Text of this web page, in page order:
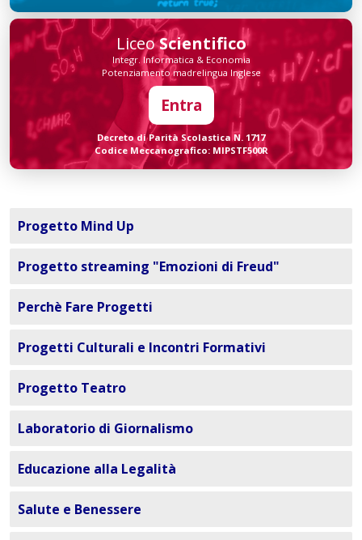
LiceoScientifico
Integr. Informatica & Economia
Potenziamento madrelingua Inglese
Entra
Decreto di Parità Scolastica N. 1717
Codice Meccanografico: MIPSTF500R
Progetto Mind Up
Progetto streaming "Emozioni di Freud"
Perchè Fare Progetti
Progetti Culturali e Incontri Formativi
Progetto Teatro
Laboratorio di Giornalismo
Educazione alla Legalità
Salute e Benessere